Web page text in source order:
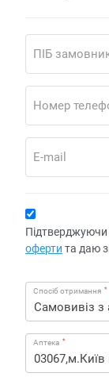
ПІБ
Номер
E-mail
оферти та даю
Спосіб отримання *
Аптека *